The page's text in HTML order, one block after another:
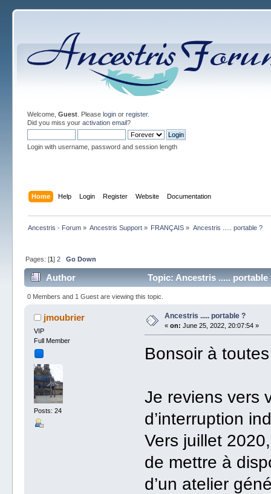
Welcome, Guest. Please loginor register.
Did you miss your activation email?
Login with username, password and session length
Home Help Login Register Website Documentation
Ancestris - Forum» Ancestris Support » FRANÇAIS » Ancestris ..... portable ?
Pages: [1] 2 Go Down
Author Topic: Ancestris .....
0 Members and 1 Guest are viewing this topic.
jmoubrier
VIP
Full Member
Posts: 24
Ancestris ..... portable ?
« on: June 25, 2022, 20:07:54 »
Bonsoir à
Je reviens vers
d’interruption
Vers juillet
de mettre à
d’un atelier